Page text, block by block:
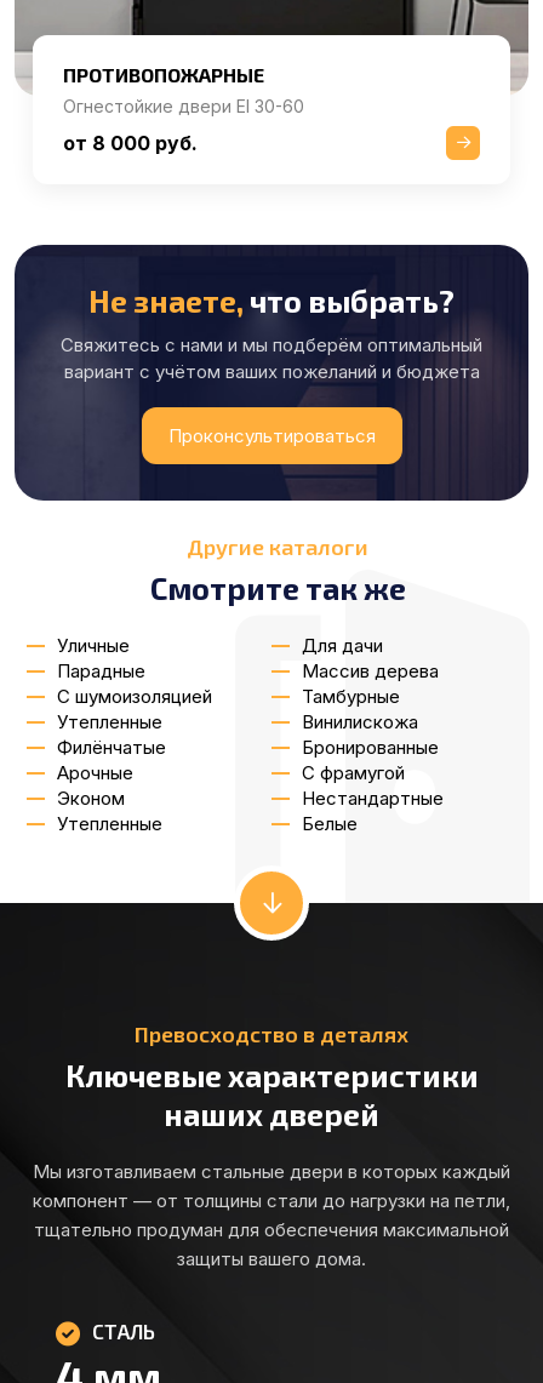
ПРОТИВОПОЖАРНЫЕ
Огнестойкие двери EI 30-60
от 8 000 руб.
Не знаете, что выбрать?
Свяжитесь с нами и мы подберём оптимальный
вариант с учётом ваших пожеланий и бюджета
Проконсультироваться
Другие каталоги
Смотрите так же
Уличные
Для дачи
Парадные
Массив дерева
С шумоизоляцией
Тамбурные
Утепленные
Винилискожа
Филёнчатые
Бронированные
Арочные
С фрамугой
Эконом
Нестандартные
Утепленные
Белые
Превосходство в деталях
Ключевые характеристики
наших дверей
Мы изготавливаем стальные двери в которых каждый
компонент — от толщины стали до нагрузки на петли,
тщательно продуман для обеспечения максимальной
защиты вашего дома.
СТАЛЬ